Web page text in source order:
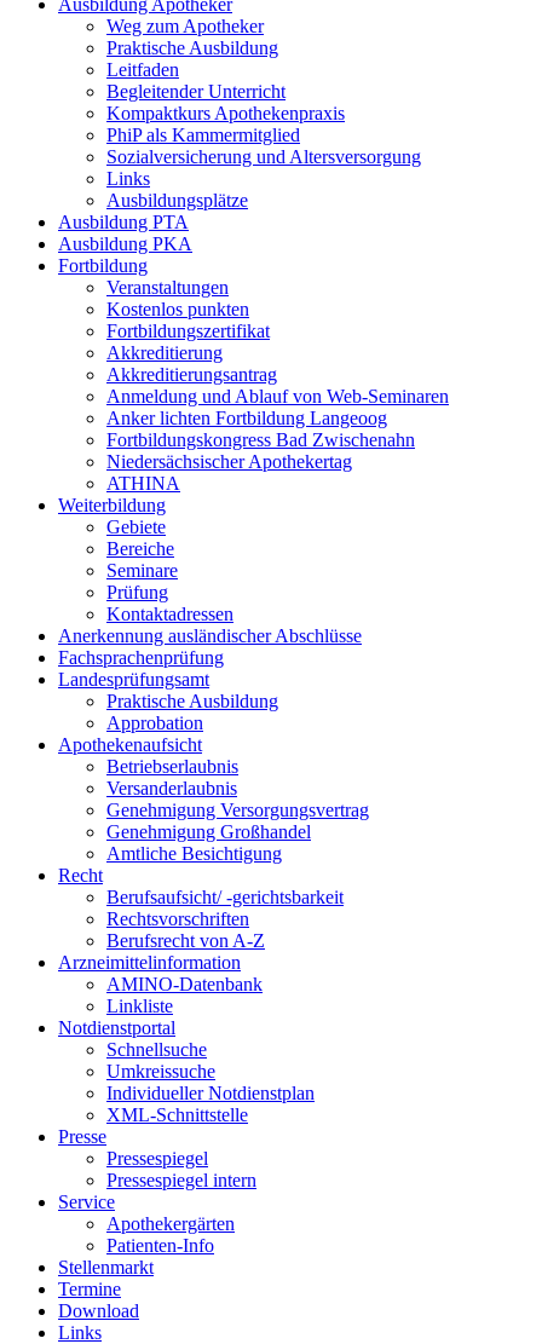
Ausbildung Apotheker
Weg zum Apotheker
Praktische Ausbildung
Leitfaden
Begleitender Unterricht
Kompaktkurs Apothekenpraxis
PhiP als Kammermitglied
Sozialversicherung und Altersversorgung
Links
Ausbildungsplätze
Ausbildung PTA
Ausbildung PKA
Fortbildung
Veranstaltungen
Kostenlos punkten
Fortbildungszertifikat
Akkreditierung
Akkreditierungsantrag
Anmeldung und Ablauf von Web-Seminaren
Anker lichten Fortbildung Langeoog
Fortbildungskongress Bad Zwischenahn
Niedersächsischer Apothekertag
ATHINA
Weiterbildung
Gebiete
Bereiche
Seminare
Prüfung
Kontaktadressen
Anerkennung ausländischer Abschlüsse
Fachsprachenprüfung
Landesprüfungsamt
Praktische Ausbildung
Approbation
Apothekenaufsicht
Betriebserlaubnis
Versanderlaubnis
Genehmigung Versorgungsvertrag
Genehmigung Großhandel
Amtliche Besichtigung
Recht
Berufsaufsicht/ -gerichtsbarkeit
Rechtsvorschriften
Berufsrecht von A-Z
Arzneimittelinformation
AMINO-Datenbank
Linkliste
Notdienstportal
Schnellsuche
Umkreissuche
Individueller Notdienstplan
XML-Schnittstelle
Presse
Pressespiegel
Pressespiegel intern
Service
Apothekergärten
Patienten-Info
Stellenmarkt
Termine
Download
Links